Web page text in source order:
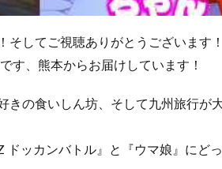
そしてご視聴ありがとうございます！
す、熊本からお届けしています！
きの食いしん坊、そして九州旅行が
ドッカンバトル』と『ウマ娘』にど